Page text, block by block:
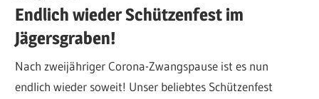
Endlich wieder Schützenfest im
Jägersgraben!
Nach zweijähriger Corona-Zwangspause ist es nun
endlich wieder soweit! Unser beliebtes Schützenfest